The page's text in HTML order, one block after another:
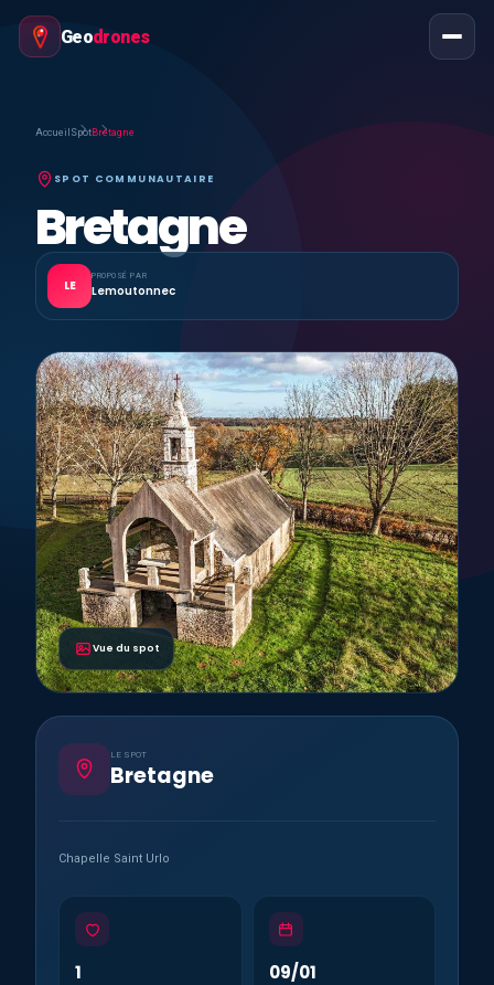
Geodrones
Accueil SpotBretagne
SPOT COMMUNAUTAIRE
Bretagne
LE
PROPOSÉ PAR
Lemoutonnec
Vue du spot
LE SPOT
Bretagne
Chapelle Saint Urlo
1 09/01